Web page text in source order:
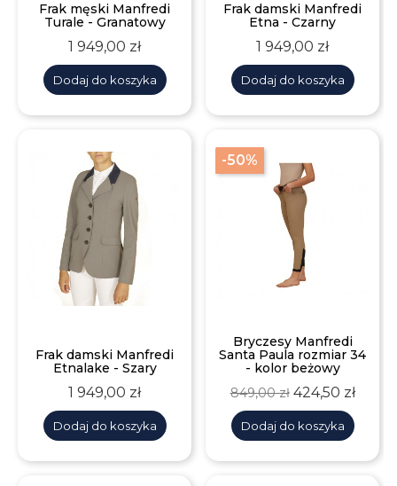
Frak męski Manfredi
Turale - Granatowy
Cena
1 949,00 zł
Dodaj do koszyka
Frak damski Manfredi
Etna - Czarny
Cena
1 949,00 zł
Dodaj do koszyka
Frak damski Manfredi
Etnalake - Szary
Cena
1 949,00 zł
Dodaj do koszyka
-50%
Bryczesy Manfredi
Santa Paula rozmiar 34
- kolor beżowy
Cena
podstawowa
849,00 zł Cena
424,50 zł
Dodaj do koszyka